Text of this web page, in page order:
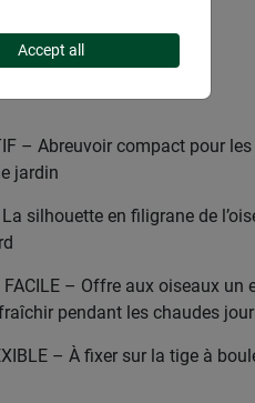
– Abreuvoir compact pour
jardin
La silhouette en filigrane de
FACILE – Offre aux oiseaux un
pendant les chaudes
– À fixer sur la tige à
Accept all